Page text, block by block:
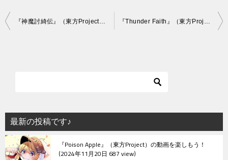
投
シ
ョ
ン
『神魔討綺伝』（東方Project）の動画を楽しもう！
最新の投稿です♪
『Poison Apple』（東方Project）の動画を楽しもう！
2024年11月20日 687 view